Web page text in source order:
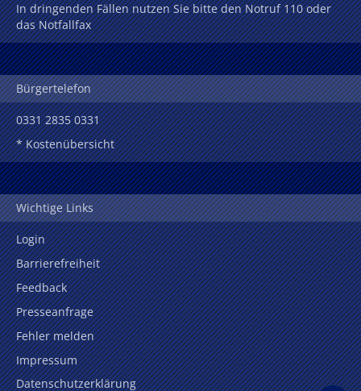
In dringenden Fällen nutzen Sie bitte den Notruf 110 oder
das Notfallfax
Bürgertelefon
0331 2835 0331
* Kostenübersicht
Wichtige Links
Login
Barrierefreiheit
Feedback
Presseanfrage
Fehler melden
Impressum
Datenschutzerklärung